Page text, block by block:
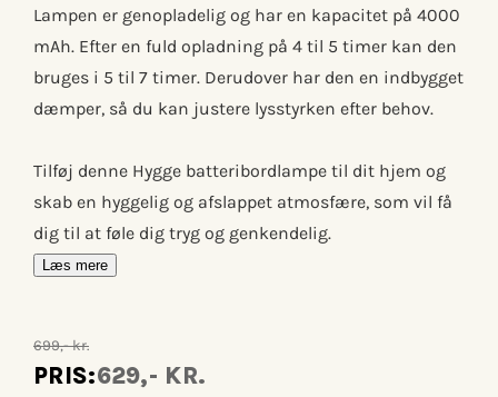
Lampen er genopladelig og har en kapacitet på 4000
mAh. Efter en fuld opladning på 4 til 5 timer kan den
bruges i 5 til 7 timer. Derudover har den en indbygget
dæmper, så du kan justere lysstyrken efter behov.
Tilføj denne Hygge batteribordlampe til dit hjem og
skab en hyggelig og afslappet atmosfære, som vil få
dig til at føle dig tryg og genkendelig.
Læs mere
699,- kr.
PRIS:629,- KR.